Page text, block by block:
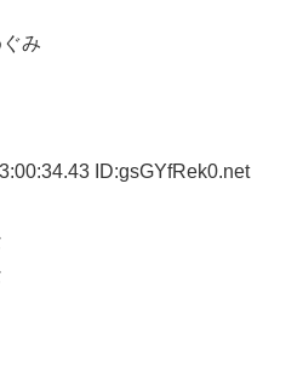
み
ID:gsGYfRek0.net